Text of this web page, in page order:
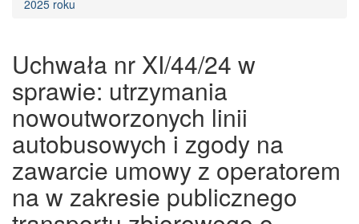
2025 roku
Uchwała nr XI/44/24 w
sprawie: utrzymania
nowoutworzonych linii
autobusowych i zgody na
zawarcie umowy z operatorem
na w zakresie publicznego